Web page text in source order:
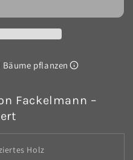
pflanzen
Fackelmann –
Holz